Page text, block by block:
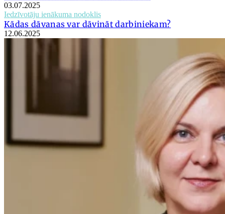
03.07.2025
Iedzīvotāju ienākuma nodoklis
Kādas dāvanas var dāvināt darbiniekam?
12.06.2025